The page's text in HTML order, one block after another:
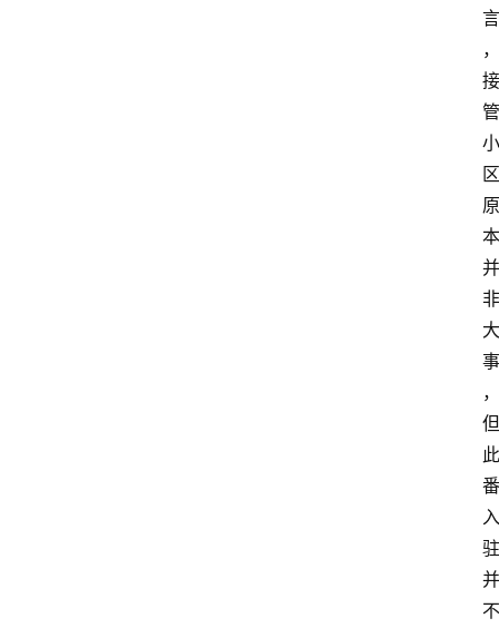
言
，
接
管
小
区
原
本
并
非
大
事
，
但
此
番
入
驻
并
不